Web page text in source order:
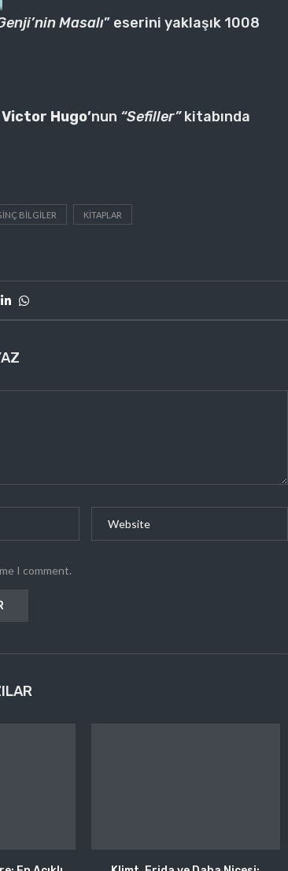
Masalı” eserini yaklaşık 1008
Victor Hugo’nun “Sefiller”kitabında
BILGILER KITAPLAR
I comment.